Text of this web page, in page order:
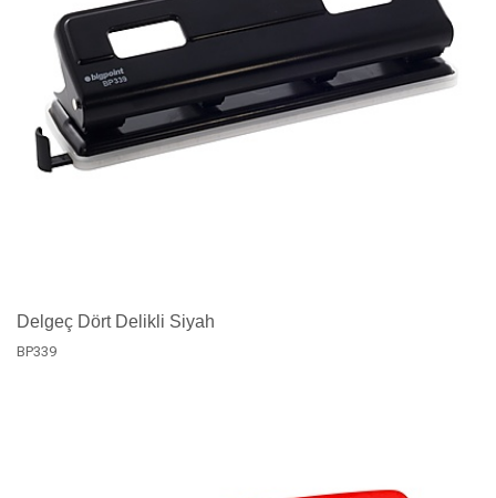
Delgeç Dört Delikli Siyah
BP339